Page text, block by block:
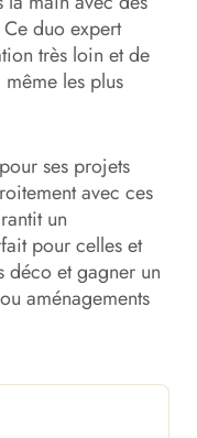
duo expert
très loin et de
les plus
ses projets
avec ces
un
pour celles et
déco et gagner un
aménagements